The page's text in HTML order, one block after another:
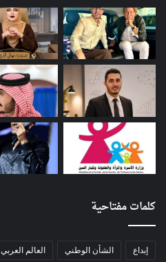
كلمات مفتاحية
إبداع الشأن الوطني العالم العربي